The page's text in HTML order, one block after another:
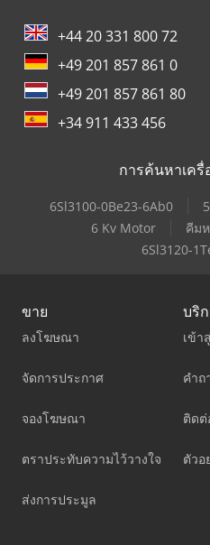
+44 20 331 800 72
+49 201 857 861 0
+49 201 857 861 80
+34 911 433 456
การค้นหาเครื่
6Sl3100-0Be23-6Ab0
6 Kv Motor
คีม
6Sl3120-
ขาย
ลงโฆษณา
จัดการประกาศ
จองโฆษณา
ตราประทับความไว้วางใจ
ส่งการประมูล
บริ
เข้า
คำถ
ติดต่
ตัว